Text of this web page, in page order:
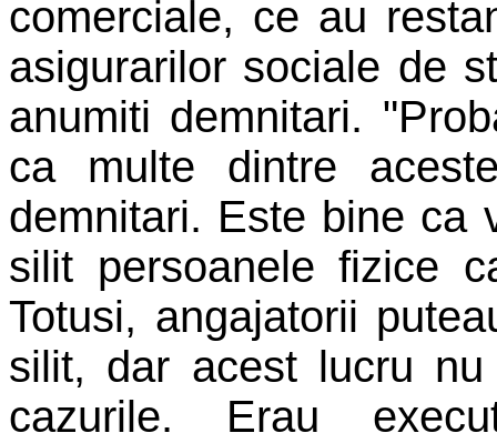
comerciale, ce au
asigurarilor sociale de
anumiti demnitari.
ca multe dintre
demnitari. Este bine ca
silit persoanele fizice
Totusi, angajatorii
silit, dar acest lucru
cazurile. Erau